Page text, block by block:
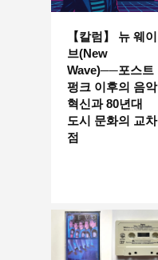
【칼럼】 뉴 웨이
브(New
Wave)──포스트
펑크 이후의 음악
혁신과 80년대
도시 문화의 교차
점